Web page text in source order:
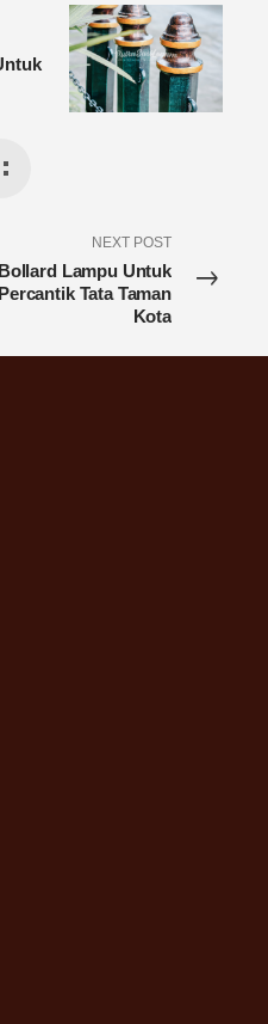
NEXT POST
Bollard Lampu Untuk
Percantik Tata Taman
Kota